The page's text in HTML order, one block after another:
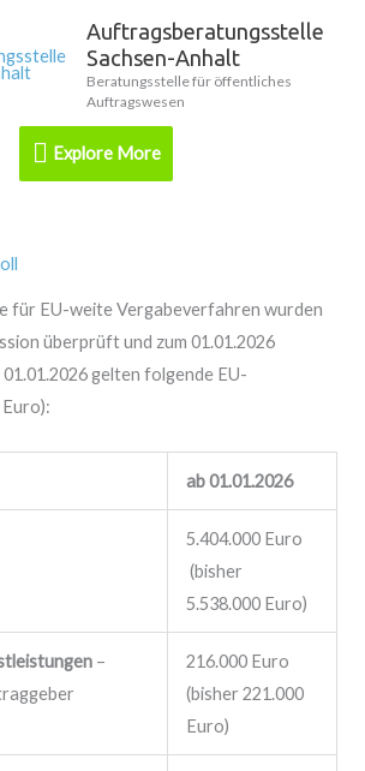
Auftragsberatungsstelle
Sachsen-Anhalt
Beratungsstelle für öffentliches
Auftragswesen
Explore
More
Explore More
für EU-weite Vergabeverfahren wurden
überprüft und zum 01.01.2026
gelten folgende EU-
ab 01.01.2026
5.404.000 Euro
(bisher
5.538.000 Euro)
–
216.000 Euro
(bisher 221.000
Euro)